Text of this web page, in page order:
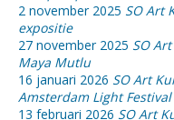
2 november 2025 SO Art
expositie
27 november 2025 SO
Maya Mutlu
16 januari 2026 SO Art
Amsterdam Light Festival
13 februari 2026 SO Art